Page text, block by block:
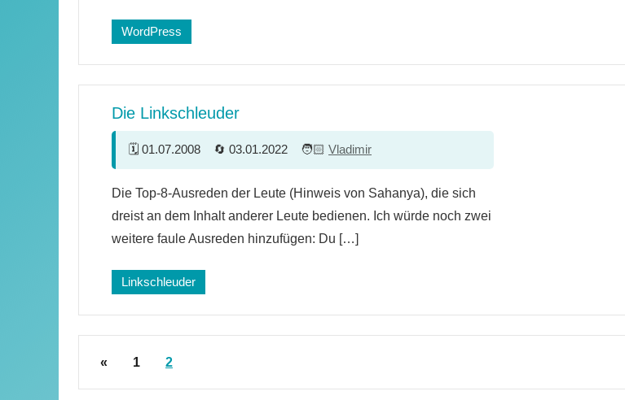
WordPress
Die Linkschleuder
01.07.2008 03.01.2022 Vladimir
Kommentare
Die Top-8-Ausreden der Leute (Hinweis von Sahanya), die sich
dreist an dem Inhalt anderer Leute bedienen. Ich würde noch zwei
weitere faule Ausreden hinzufügen: Du […]
Linkschleuder
Seitennummerierung
«Vorherige
1 2